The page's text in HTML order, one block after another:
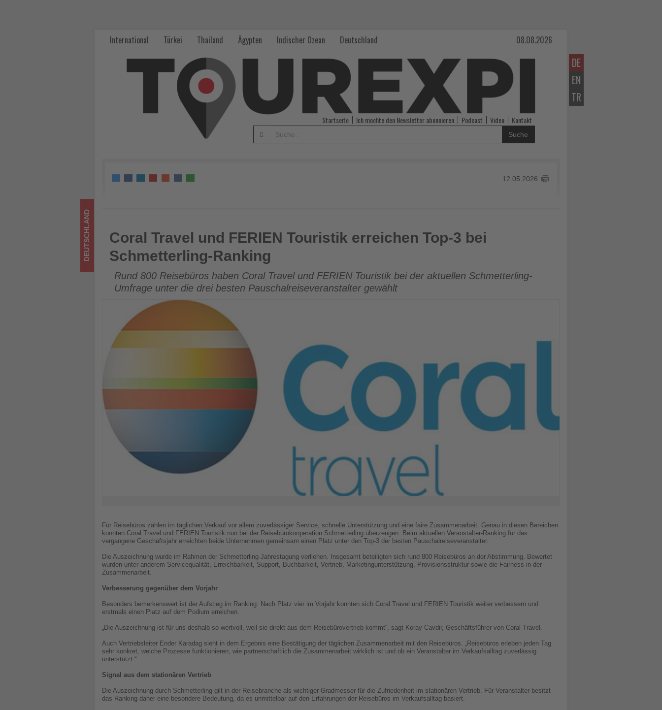
DE
EN
TR
International Türkei Thailand Ägypten Indischer Ozean Deutschland 08.08.2026
Startseite Ich möchte den Newsletter abonnieren Podcast Video Kontakt
Suche
12.05.2026
Coral Travel und FERIEN Touristik erreichen Top-3 bei Schmetterling-Ranking
DEUTSCHLAND
Coral Travel und FERIEN Touristik erreichen Top-3 bei
Schmetterling-Ranking
Rund 800 Reisebüros haben Coral Travel und FERIEN Touristik bei der aktuellen Schmetterling-
Umfrage unter die drei besten Pauschalreiseveranstalter gewählt
Für Reisebüros zählen im täglichen Verkauf vor allem zuverlässiger Service, schnelle Unterstützung und eine faire Zusammenarbeit. Genau in diesen Bereichen
konnten Coral Travel und FERIEN Touristik nun bei der Reisebürokooperation Schmetterling überzeugen. Beim aktuellen Veranstalter-Ranking für das
vergangene Geschäftsjahr erreichten beide Unternehmen gemeinsam einen Platz unter den Top-3 der besten Pauschalreiseveranstalter.
Die Auszeichnung wurde im Rahmen der Schmetterling-Jahrestagung verliehen. Insgesamt beteiligten sich rund 800 Reisebüros an der Abstimmung. Bewertet
wurden unter anderem Servicequalität, Erreichbarkeit, Support, Buchbarkeit, Vertrieb, Marketingunterstützung, Provisionsstruktur sowie die Fairness in der
Zusammenarbeit.
Verbesserung gegenüber dem Vorjahr
Besonders bemerkenswert ist der Aufstieg im Ranking: Nach Platz vier im Vorjahr konnten sich Coral Travel und FERIEN Touristik weiter verbessern und
erstmals einen Platz auf dem Podium erreichen.
„Die Auszeichnung ist für uns deshalb so wertvoll, weil sie direkt aus dem Reisebürovertrieb kommt“, sagt Koray Cavdir, Geschäftsführer von Coral Travel.
Auch Vertriebsleiter Ender Karadag sieht in dem Ergebnis eine Bestätigung der täglichen Zusammenarbeit mit den Reisebüros. „Reisebüros erleben jeden Tag
sehr konkret, welche Prozesse funktionieren, wie partnerschaftlich die Zusammenarbeit wirklich ist und ob ein Veranstalter im Verkaufsalltag zuverlässig
unterstützt.“
Signal aus dem stationären Vertrieb
Die Auszeichnung durch Schmetterling gilt in der Reisebranche als wichtiger Gradmesser für die Zufriedenheit im stationären Vertrieb. Für Veranstalter besitzt
das Ranking daher eine besondere Bedeutung, da es unmittelbar auf den Erfahrungen der Reisebüros im Verkaufsalltag basiert.